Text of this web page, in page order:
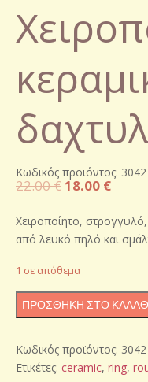
Κωδικός προϊόντος: 3042
22.00€Original
was:
22.00 €.
18.00 €Η
τιμή
είναι:
Χειροποίητο,
από λευκό πηλό και
1 σε απόθεμα
Χειροποίητο
κεραμικό
ποσότητα
ΠΡΟΣΘΉΚΗ ΣΤΟ
Κωδικός προϊόντος: 3042
Ετικέτες: ceramic, ring,